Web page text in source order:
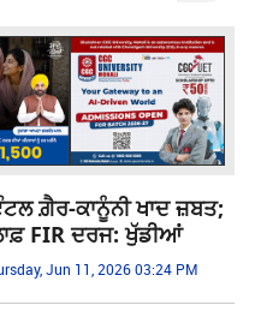
ਗ਼ੈਰ-ਕਾਨੂੰਨੀ ਖਾਦ ਜ਼ਬਤ;
FIR ਦਰਜ: ਖੁੱਡੀਆਂ
Jun 11, 2026 03:24 PM